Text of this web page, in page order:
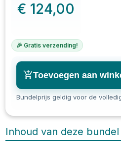
€ 124,00
🎉 Gratis verzending!
Toevoegen aan
Bundelprijs geldig voor de
Inhoud van deze bundel